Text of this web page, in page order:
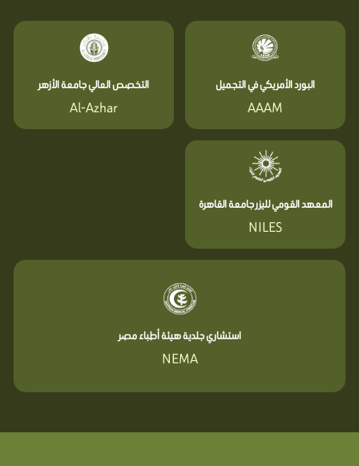
البورد الأمريكي في التجميل
AAAM
التخصص العالي جامعة الأزهر
Al-Azhar
المعهد القومي لليزر جامعة القاهرة
NILES
استشاري جلدية هيئة أطباء مصر
NEMA